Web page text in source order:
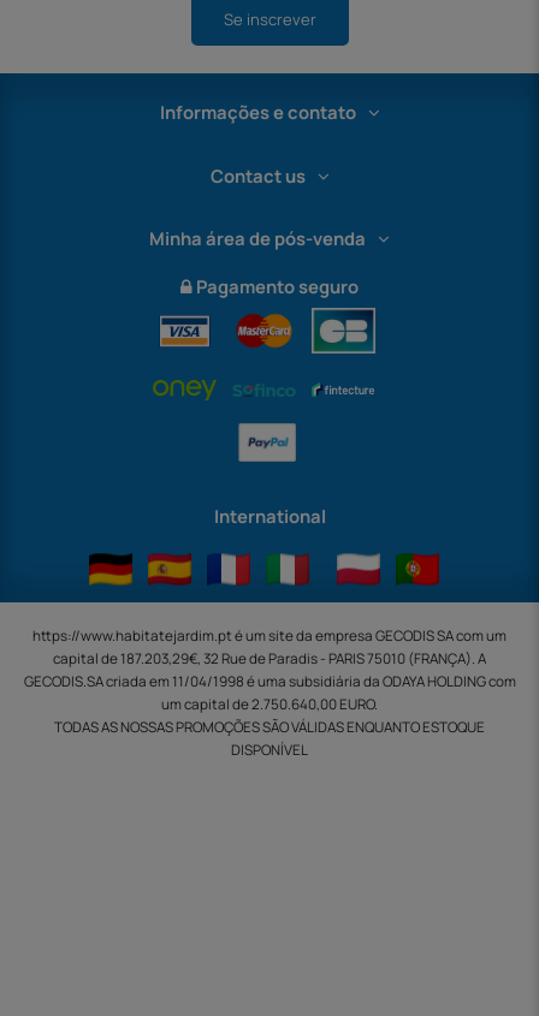
Se inscrever
Informações e contato
Contact us
Minha área de pós-venda
Pagamento seguro
International
https://www.habitatejardim.pt é um site da empresa GECODIS SA com um
capital de 187.203,29€, 32 Rue de Paradis - PARIS 75010 (FRANÇA). A
GECODIS.SA criada em 11/04/1998 é uma subsidiária da ODAYA ​​​​​​HOLDING com
um capital de 2.750.640,00 EURO.
TODAS AS NOSSAS PROMOÇÕES SÃO VÁLIDAS ENQUANTO ESTOQUE
DISPONÍVEL